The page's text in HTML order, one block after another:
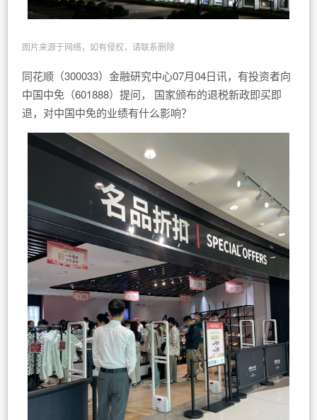
图片来源于网络，如有侵权，请联系删除
同花顺（300033）金融研究中心07月04日讯，有投资者向
中国中免（601888）提问， 国家颁布的退税新政即买即
退，对中国中免的业绩有什么影响？